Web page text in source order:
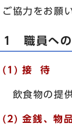
ご協力をお願
1 職員への
(1) 接 待
飲食物の提
(2) 金銭、物